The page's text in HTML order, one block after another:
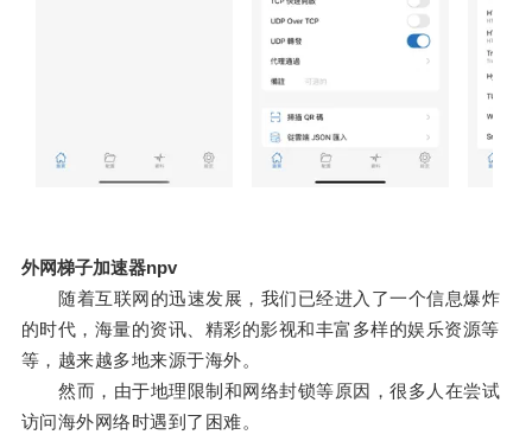
外网梯子加速器npv
随着互联网的迅速发展，我们已经进入了一个信息爆炸
的时代，海量的资讯、精彩的影视和丰富多样的娱乐资源等
等，越来越多地来源于海外。
然而，由于地理限制和网络封锁等原因，很多人在尝试
访问海外网络时遇到了困难。